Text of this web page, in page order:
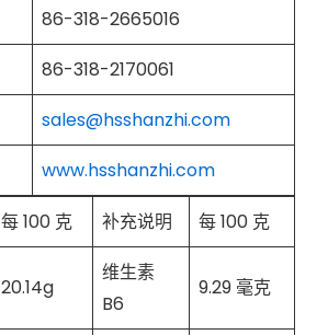
86-318-2665016
86-318-2170061
sales@hsshanzhi.com
www.hsshanzhi.com
每 100 克 补充说明 每 100 克
20.14g
维生素
B6
9.29 毫克